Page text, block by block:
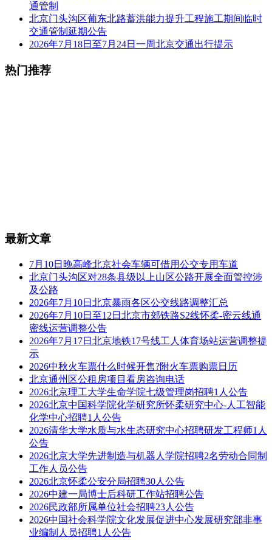
通管制
北京门头沟区葡东北路蓄洪能力提升工程施工期间临时
交通管制延期公告
2026年7月18日至7月24日一周北京交通出行提示
热门推荐
最新文章
7月10日晚高峰北京社会车辆可借用公交专用车道
北京门头沟区对28条县级以上山区公路开展全面管控涉
及公路
2026年7月10日北京暴雨各区公交线路调整汇总
2026年7月10日至12日北京市郊铁路S2线怀柔-密云线通
密线运营调整公告
2026年7月17日北京地铁17号线工人体育场站运营调整提
示
2026中秋火车票什么时候开售?附火车票购票日历
北京通州区公租房项目看房咨询电话
2026北京理工大学生命学院七级管理岗招聘1人公告
2026北京中国科学院化学研究所怀柔研究中心-人工智能
化学中心招聘1人公告
2026清华大学水质与水生态研究中心招聘研发工程师1人
公告
2026北京大学先进制造与机器人学院招聘2名劳动合同制
工作人员公告
2026北京怀柔公安分局招聘30人公告
2026中建一局博士后科研工作站招聘公告
2026民政部所属单位社会招聘23人公告
2026中国社会科学院文化发展促进中心发展研究部非事
业编制人员招聘1人公告